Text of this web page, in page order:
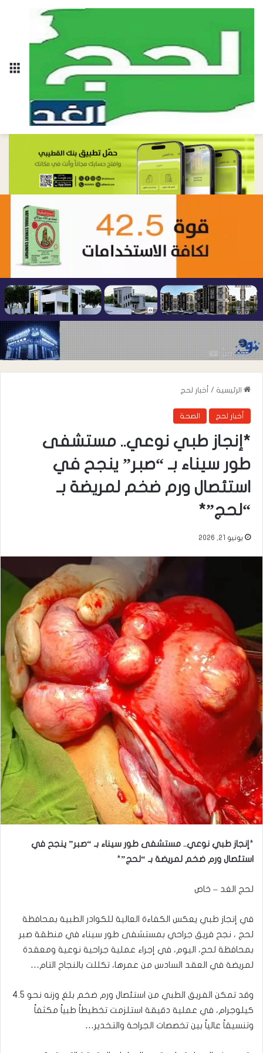
الرئيسية / أخبار لحج
أخبار لحج الصحة
*إنجاز طبي نوعي.. مستشفى
طور سيناء بـ “صبر” ينجح في
استئصال ورم ضخم لمريضة بـ
“لحج”*
يونيو 21, 2026
*إنجاز طبي نوعي.. مستشفى طور سيناء بـ “صبر” ينجح في
استئصال ورم ضخم لمريضة بـ “لحج”*
لحج الغد – خاص
في إنجاز طبي يعكس الكفاءة العالية للكوادر الطبية بمحافظة
لحج ، نجح فريق جراحي بمستشفى طور سيناء في منطقة صبر
بمحافظة لحج، اليوم، في إجراء عملية جراحية نوعية ومعقدة
لمريضة في العقد السادس من عمرها، تكللت بالنجاح التام…
وقد تمكن الفريق الطبي من استئصال ورم ضخم بلغ وزنه نحو 4.5
كيلوجرام، في عملية دقيقة استلزمت تخطيطاً طبياً مكثفاً
وتنسيقاً عالياً بين تخصصات الجراحة والتخدير…